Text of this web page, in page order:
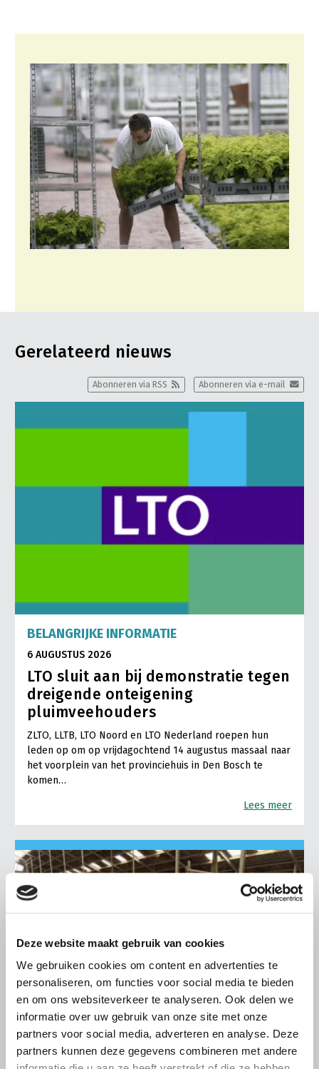
Deze website maakt gebruik van cookies
We gebruiken cookies om content en advertenties te
personaliseren, om functies voor social media te bieden
en om ons websiteverkeer te analyseren. Ook delen we
informatie over uw gebruik van onze site met onze
partners voor social media, adverteren en analyse. Deze
partners kunnen deze gegevens combineren met andere
Contact
Gerelateerd nieuws
Abonneren via e-mail
Abonneren via RSS
BELANGRIJKE INFORMATIE
6 AUGUSTUS 2026
LTO sluit aan bij demonstratie tegen
dreigende onteigening
pluimveehouders
ZLTO, LLTB, LTO Noord en LTO Nederland roepen hun
leden op om op vrijdagochtend 14 augustus massaal naar
het voorplein van het provinciehuis in Den Bosch te
komen…
Lees meer